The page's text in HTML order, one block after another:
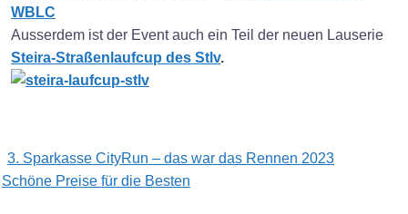
WBLC
Ausserdem ist der Event auch ein Teil der neuen Lauserie
Steira-Straßenlaufcup des Stlv.
Post
navigation
3. Sparkasse CityRun – das war das Rennen 2023
Schöne Preise für die Besten